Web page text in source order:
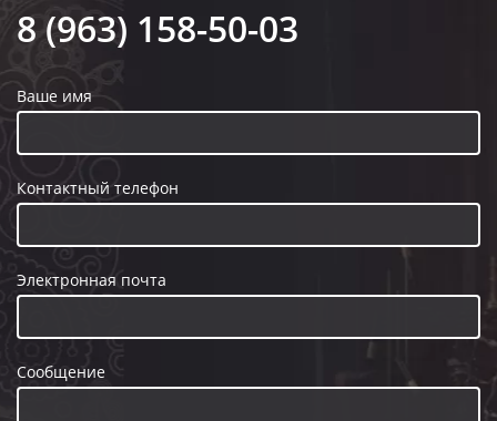
8 (963) 158-50-03
Ваше имя
Контактный телефон
Электронная почта
Сообщение